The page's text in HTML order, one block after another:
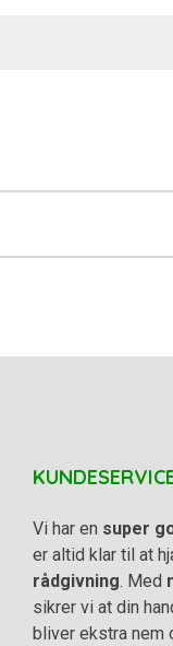
Vi har en super
er altid klar til at
rådgivning . Med
sikrer vi at din
bliver ekstra nem